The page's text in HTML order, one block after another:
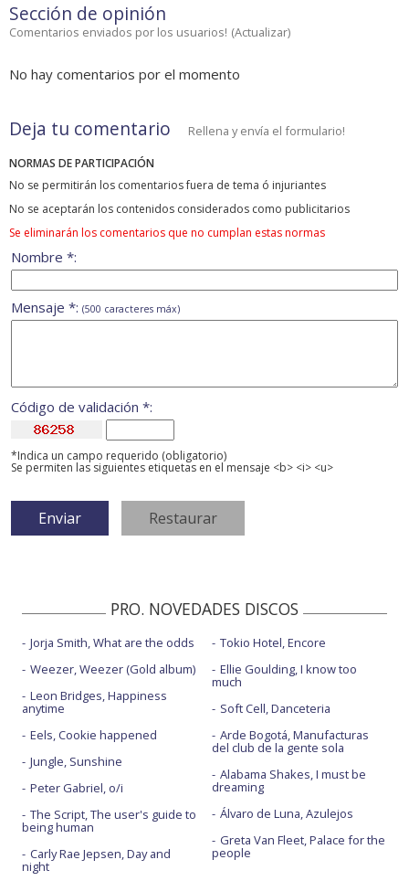
Sección de opinión
Comentarios enviados por los usuarios! (Actualizar)
No hay comentarios por el momento
Deja tu comentario Rellena y envía el formulario!
NORMAS DE PARTICIPACIÓN
No se permitirán los comentarios fuera de tema ó injuriantes
No se aceptarán los contenidos considerados como publicitarios
Se eliminarán los comentarios que no cumplan estas normas
Nombre *:
Mensaje *: (500 caracteres máx)
Código de validación *:
*Indica un campo requerido (obligatorio)
Se permiten las siguientes etiquetas en el mensaje <b> <i> <u>
PRO. NOVEDADES DISCOS
Jorja Smith, What are the odds
Weezer, Weezer (Gold album)
Leon Bridges, Happiness
anytime
Eels, Cookie happened
Jungle, Sunshine
Peter Gabriel, o/i
The Script, The user's guide to
being human
Carly Rae Jepsen, Day and
night
Tokio Hotel, Encore
Ellie Goulding, I know too
much
Soft Cell, Danceteria
Arde Bogotá, Manufacturas
del club de la gente sola
Alabama Shakes, I must be
dreaming
Álvaro de Luna, Azulejos
Greta Van Fleet, Palace for the
people